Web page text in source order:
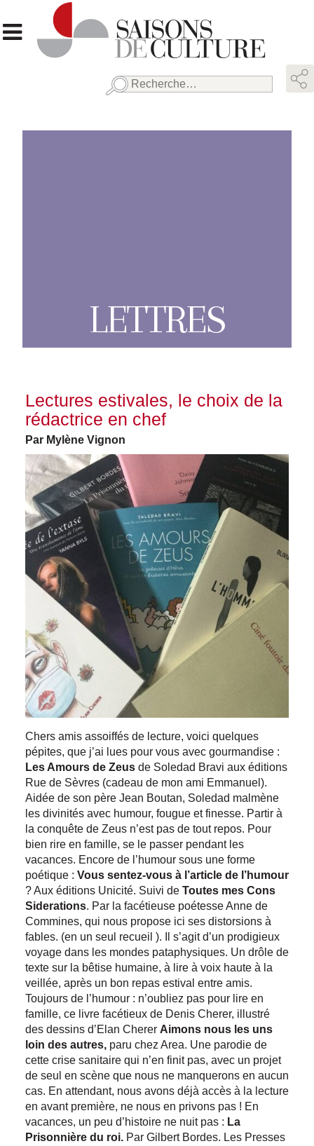
LETTRES
Lectures estivales, le choix de la
rédactrice en chef
Par Mylène Vignon
Chers amis assoiffés de lecture, voici quelques
pépites, que j’ai lues pour vous avec gourmandise :
Les Amours de Zeus de Soledad Bravi aux éditions
Rue de Sèvres (cadeau de mon ami Emmanuel).
Aidée de son père Jean Boutan, Soledad malmène
les divinités avec humour, fougue et finesse. Partir à
la conquête de Zeus n’est pas de tout repos. Pour
bien rire en famille, se le passer pendant les
vacances. Encore de l’humour sous une forme
poétique : Vous sentez-vous à l’article de l’humour
? Aux éditions Unicité. Suivi de Toutes mes Cons
Siderations. Par la facétieuse poétesse Anne de
Commines, qui nous propose ici ses distorsions à
fables. (en un seul recueil ). Il s’agit d’un prodigieux
voyage dans les mondes pataphysiques. Un drôle de
texte sur la bêtise humaine, à lire à voix haute à la
veillée, après un bon repas estival entre amis.
Toujours de l’humour : n’oubliez pas pour lire en
famille, ce livre facétieux de Denis Cherer, illustré
des dessins d’Elan Cherer Aimons nous les uns
loin des autres, paru chez Area. Une parodie de
cette crise sanitaire qui n’en finit pas, avec un projet
de seul en scène que nous ne manquerons en aucun
cas. En attendant, nous avons déjà accès à la lecture
en avant première, ne nous en privons pas ! En
vacances, un peu d’histoire ne nuit pas : La
Prisonnière du roi. Par Gilbert Bordes. Les Presses